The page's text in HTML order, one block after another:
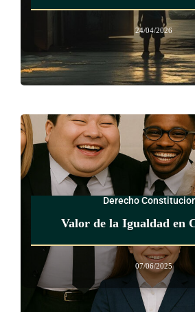
24/04/2026
Derecho
Valor de la Igualdad en
07/06/2025